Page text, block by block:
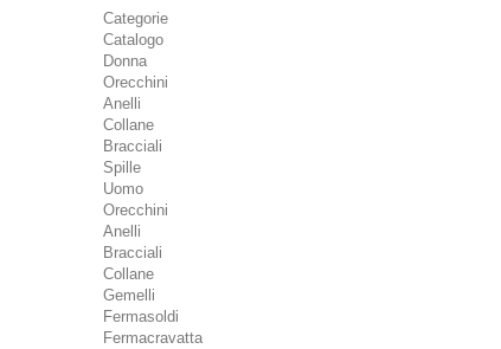
Categorie
Catalogo
Donna
Orecchini
Anelli
Collane
Bracciali
Spille
Uomo
Orecchini
Anelli
Bracciali
Collane
Gemelli
Fermasoldi
Fermacravatta